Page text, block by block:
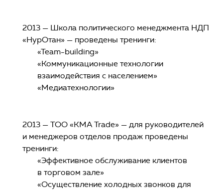
2013 — Школа политического менеджмента НДП
«НурОтан» — проведены тренинги:
«Team-building»
«Коммуникационные технологии
взаимодействия с населением»
«Медиатехнологии»
2013 — ТОО «КМА Trade» — для руководителей
и менеджеров отделов продаж проведены
тренинги:
«Эффективное обслуживание клиентов
в торговом зале»
«Осуществление холодных звонков для